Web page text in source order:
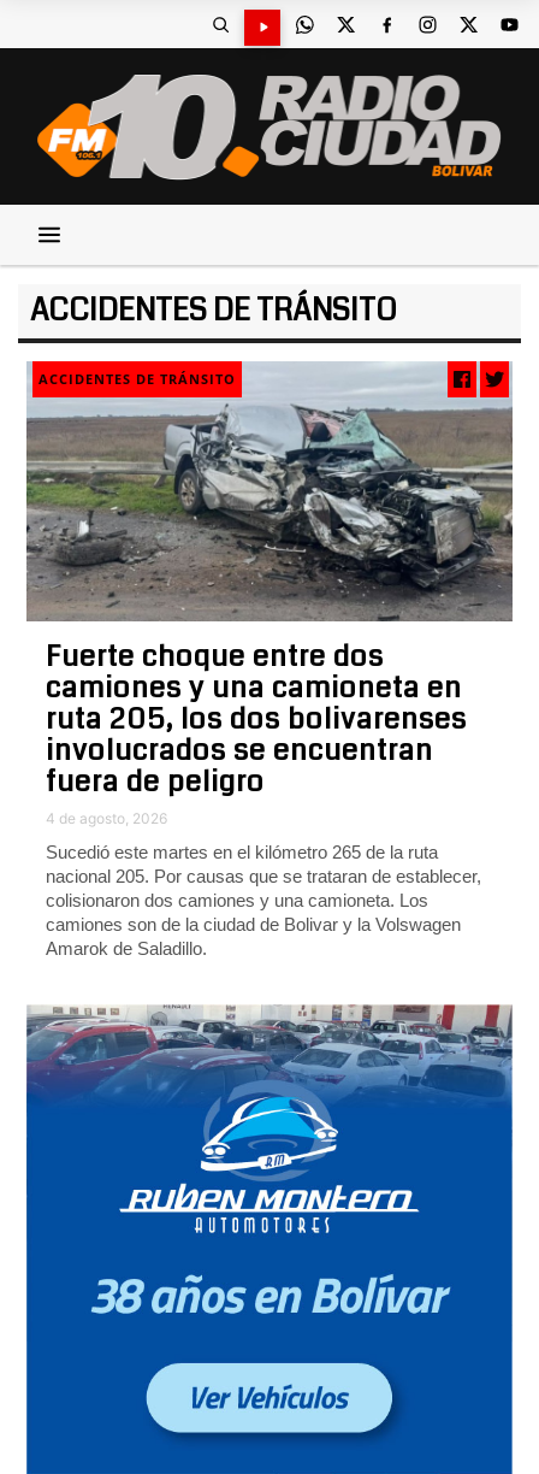
ACCIDENTES DE TRÁNSITO
ACCIDENTES DE TRÁNSITO
Fuerte choque entre dos
camiones y una camioneta en
ruta 205, los dos bolivarenses
involucrados se encuentran
fuera de peligro
4 de agosto, 2026
Sucedió este martes en el kilómetro 265 de la ruta
nacional 205. Por causas que se trataran de establecer,
colisionaron dos camiones y una camioneta. Los
camiones son de la ciudad de Bolivar y la Volswagen
Amarok de Saladillo.